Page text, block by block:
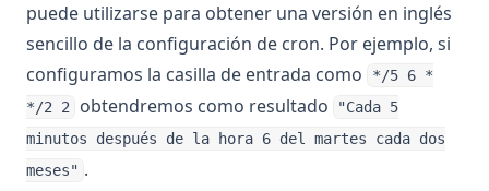
puede utilizarse para obtener una versión en inglés
sencillo de la configuración de cron. Por ejemplo, si
configuramos la casilla de entrada como
*/5 6 *
*/2 2
obtendremos como resultado
"Cada 5
minutos después de la hora 6 del martes cada dos
meses" .